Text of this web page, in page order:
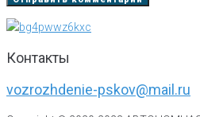
Контакты
vozrozhdenie-pskov@mail.ru